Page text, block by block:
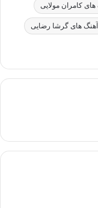
های کامران مولایی
آهنگ های گرشا رضایی